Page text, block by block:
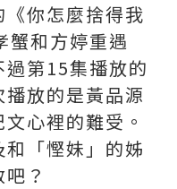
你怎麼捨得我
蟹和方婷重遇
第15集播放的
放的是黃品源
心裡的難受。
「慳妹」的姊
？